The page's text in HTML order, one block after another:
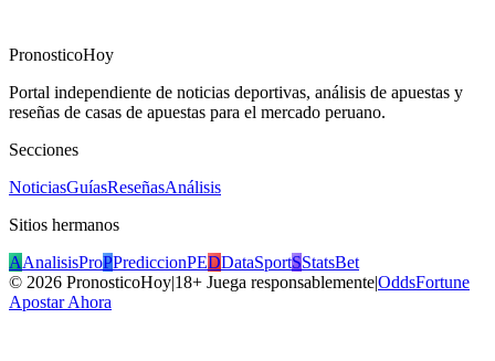
PronosticoHoy
Portal independiente de noticias deportivas, análisis de apuestas y
reseñas de casas de apuestas para el mercado peruano.
Secciones
NoticiasGuíasReseñasAnálisis
Sitios hermanos
AAnalisisProPPrediccionPEDDataSportSStatsBet
© 2026 PronosticoHoy|18+ Juega responsablemente|OddsFortune
Apostar Ahora